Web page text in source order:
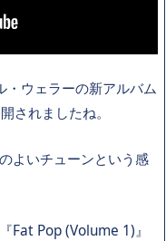
・ウェラーの新アルバム
されましたね。
よいチューンという感
Fat Pop (Volume 1)』